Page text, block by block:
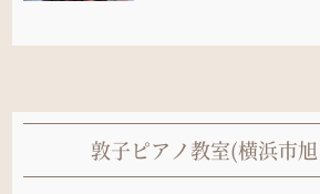
敦子ピアノ教室(横浜市